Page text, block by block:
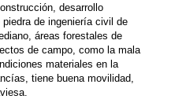
desarrollo
de ingeniería civil de
áreas forestales de
de campo, como la mala
materiales en la
tiene buena movilidad,